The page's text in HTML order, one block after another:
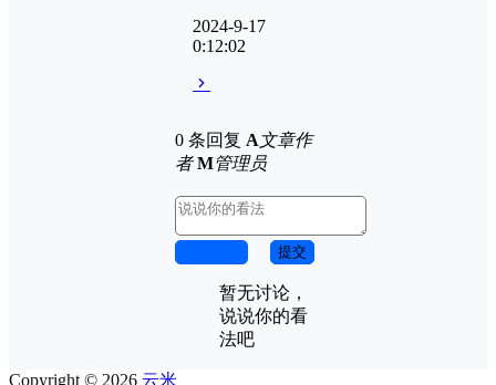
2024-9-17
0:12:02
0 条回复 A文章作
者 M管理员
提交
暂无讨论，
说说你的看
法吧
Copyright © 2026 云米